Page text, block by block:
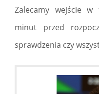
Zalecamy wejście
minut przed
sprawdzenia czy